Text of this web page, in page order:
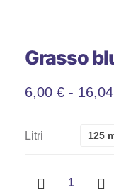
Grasso
6,00 € - 16,04
Litri 125